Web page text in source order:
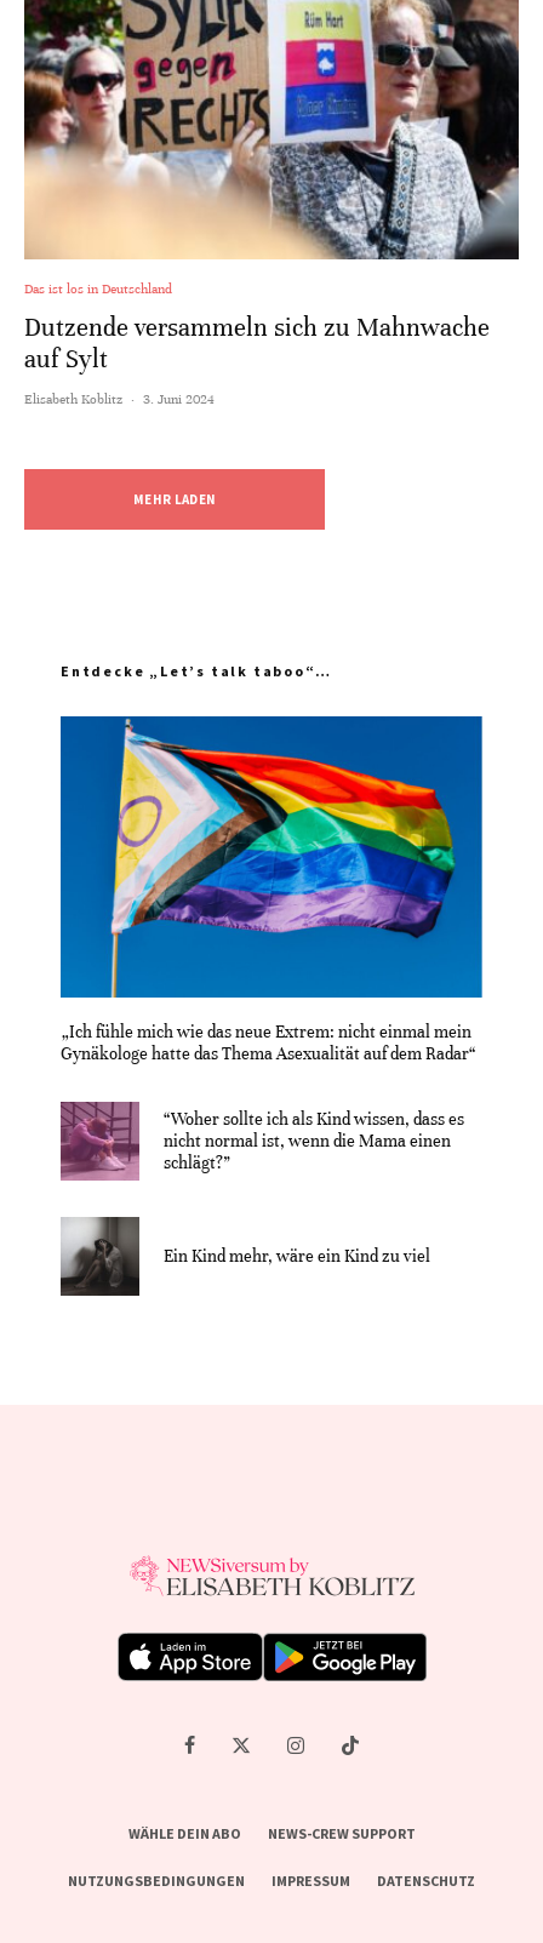
Das ist los in Deutschland
Dutzende versammeln sich zu Mahnwache
auf Sylt
Elisabeth Koblitz · 3. Juni 2024
MEHR LADEN
Entdecke „Let’s talk taboo“…
„Ich fühle mich wie das neue Extrem: nicht einmal mein
Gynäkologe hatte das Thema Asexualität auf dem Radar“
“Woher sollte ich als Kind wissen, dass es
nicht normal ist, wenn die Mama einen
schlägt?”
Ein Kind mehr, wäre ein Kind zu viel
WÄHLE DEIN ABO NEWS-CREW SUPPORT
NUTZUNGSBEDINGUNGEN IMPRESSUM DATENSCHUTZ